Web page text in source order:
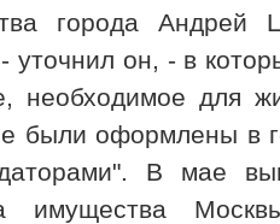
города
уточнил он, - в
необходимое для
были оформлены в
В мае
имущества